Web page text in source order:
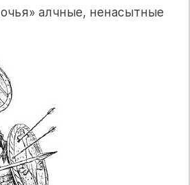
алчные, ненасытные